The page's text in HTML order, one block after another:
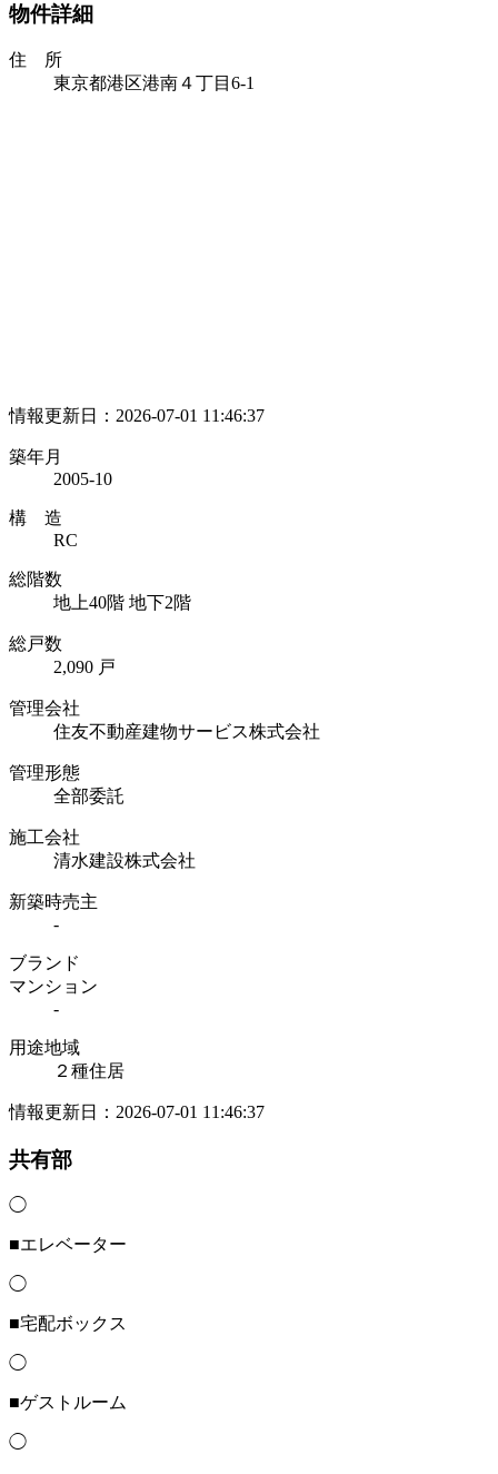
物件詳細
住 所
東京都港区港南４丁目6-1
情報更新日：2026-07-01 11:46:37
築年月
2005-10
構 造
RC
総階数
地上40階 地下2階
総戸数
2,090 戸
管理会社
住友不動産建物サービス株式会社
管理形態
全部委託
施工会社
清水建設株式会社
新築時売主
-
ブランド
マンション
-
用途地域
２種住居
情報更新日：2026-07-01 11:46:37
共有部
◯
■エレベーター
◯
■宅配ボックス
◯
■ゲストルーム
◯